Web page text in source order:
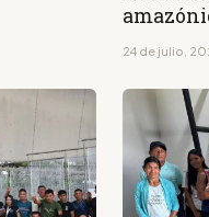
24 de julio,